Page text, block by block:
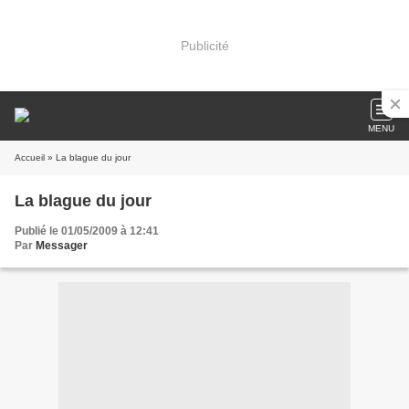
Publicité
MENU
Accueil » La blague du jour
La blague du jour
Publié le 01/05/2009 à 12:41
Par Messager